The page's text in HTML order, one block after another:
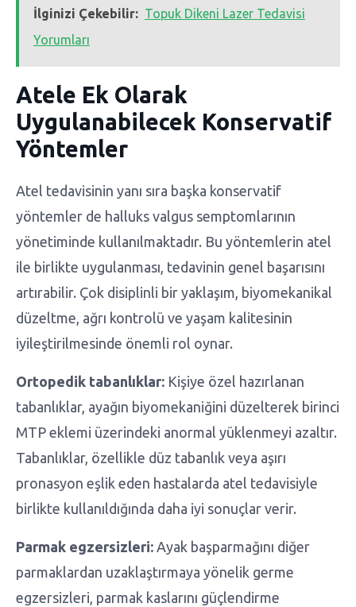
İlginizi Çekebilir: Topuk Dikeni Lazer Tedavisi
Yorumları
Atele Ek Olarak
Uygulanabilecek Konservatif
Yöntemler
Atel tedavisinin yanı sıra başka konservatif
yöntemler de halluks valgus semptomlarının
yönetiminde kullanılmaktadır. Bu yöntemlerin atel
ile birlikte uygulanması, tedavinin genel başarısını
artırabilir. Çok disiplinli bir yaklaşım, biyomekanikal
düzeltme, ağrı kontrolü ve yaşam kalitesinin
iyileştirilmesinde önemli rol oynar.
Ortopedik tabanlıklar: Kişiye özel hazırlanan
tabanlıklar, ayağın biyomekaniğini düzelterek birinci
MTP eklemi üzerindeki anormal yüklenmeyi azaltır.
Tabanlıklar, özellikle düz tabanlık veya aşırı
pronasyon eşlik eden hastalarda atel tedavisiyle
birlikte kullanıldığında daha iyi sonuçlar verir.
Parmak egzersizleri: Ayak başparmağını diğer
parmaklardan uzaklaştırmaya yönelik germe
egzersizleri, parmak kaslarını güçlendirme